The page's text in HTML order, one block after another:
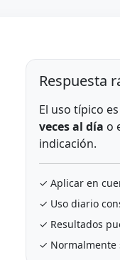
Respuesta
El uso típico es
veces al día o
indicación.
✓ Aplicar en
✓ Uso diario
✓ Resultados
✓ Normalmente